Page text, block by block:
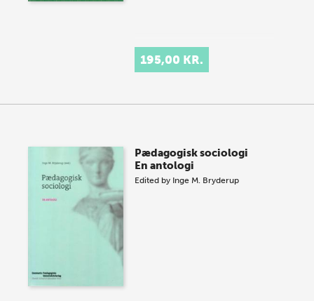
195,00 KR.
Pædagogisk sociologi
En antologi
Edited by Inge M. Bryderup